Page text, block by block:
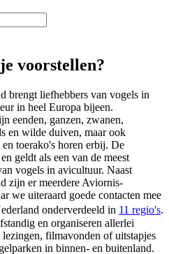
voorstellen?
brengt liefhebbers van vogels in
in heel Europa bijeen.
eenden, ganzen, zwanen,
en wilde duiven, maar ook
toerako's horen erbij. De
geldt als een van de meest
vogels in avicultuur. Naast
zijn er meerdere Aviornis-
we uiteraard goede contacten mee
onderverdeeld in 11 regio's.
en organiseren allerlei
filmavonden of uitstapjes
in binnen- en buitenland.